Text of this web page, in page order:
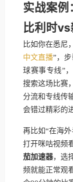
实战案例
比利时
比如你在悉尼
中文直播”，
球赛事专线”
搜索这场比赛
分流和专线传
会错过精彩的
再比如“在海
打开咪咕视频
茄加速器，选
频就能正常观